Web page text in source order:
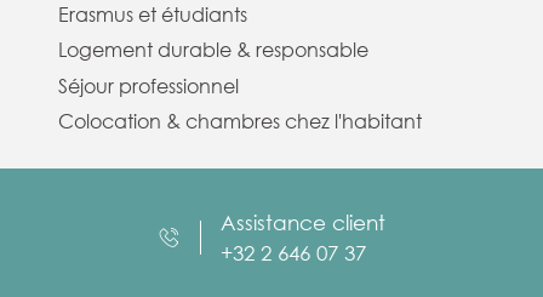
Erasmus et étudiants
Logement durable & responsable
Séjour professionnel
Colocation & chambres chez l'habitant
Assistance client
+32 2 646 07 37